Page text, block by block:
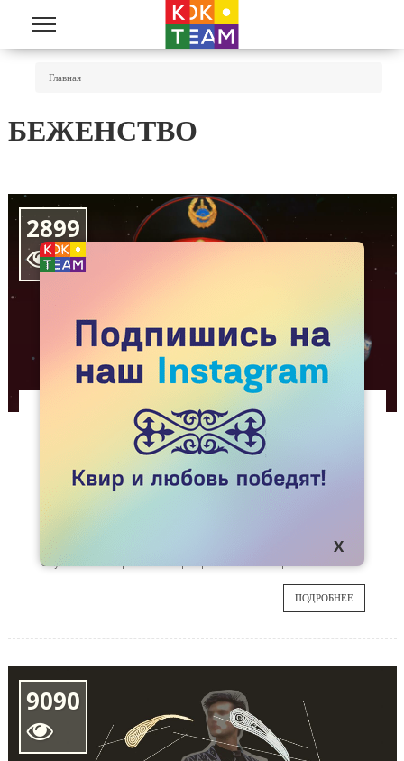
Перейти к основному содержанию
Главная
БЕЖЕНСТВО
2899

ПРОЩАЙ, БАЙКОНУР
22
15 августа в редакцию пришло письмо, в
года. По прошествии времени мы решили
опубликовать рассказ с разрешения автора.
ПОДРОБНЕЕ
9090
